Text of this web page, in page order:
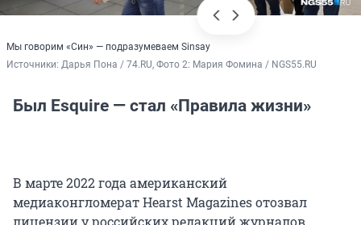
Мы говорим «Син» — подразумеваем Sinsay
Источники: Дарья Пона / 74.RU, Фото 2: Мария Фомина / NGS55.RU
Был Esquire — стал «Правила жизни»
В марте 2022 года американский
медиаконгломерат Hearst Magazines отозвал